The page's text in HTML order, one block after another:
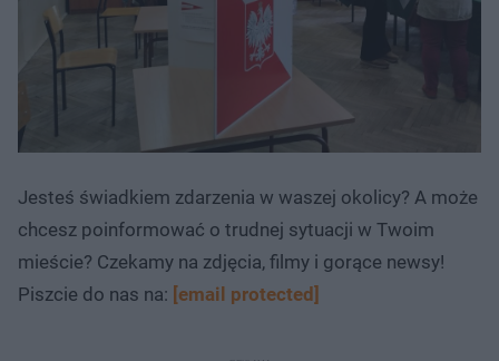
Jesteś świadkiem zdarzenia w waszej okolicy? A może
chcesz poinformować o trudnej sytuacji w Twoim
mieście? Czekamy na zdjęcia, filmy i gorące newsy!
Piszcie do nas na: [email protected]